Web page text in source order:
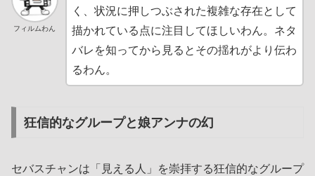
フィルムわん
く、状況に押しつぶされた複雑な存在として
描かれている点に注目してほしいわん。ネタ
バレを知ってから見るとその揺れがより伝わ
るわん。
狂信的なグループと娘アンナの幻
セバスチャンは「見える人」を崇拝する狂信的なグループ